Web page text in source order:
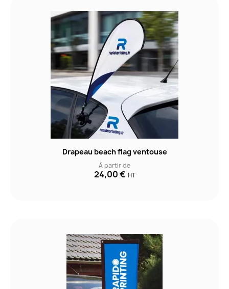
Drapeau beach flag ventouse
À partir de
24,00 € HT